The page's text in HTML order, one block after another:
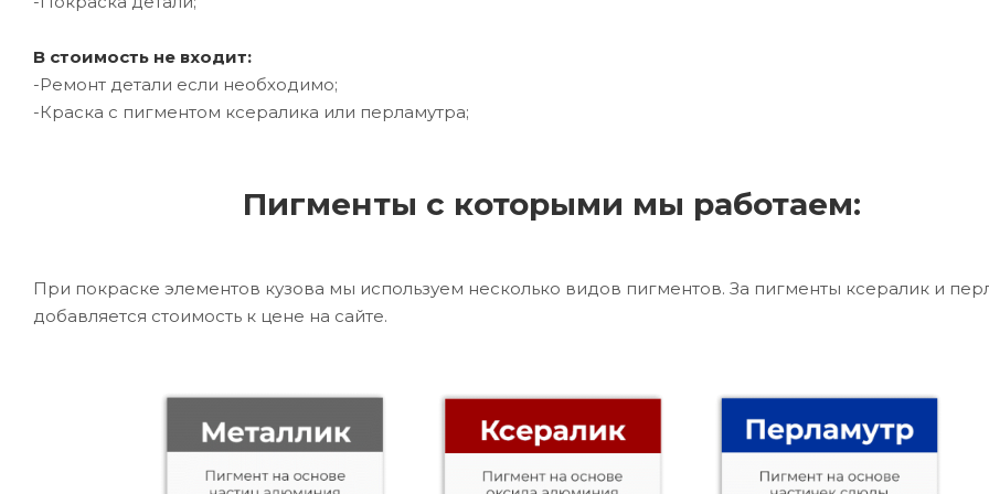
В стоимость не входит:
-Ремонт детали если необходимо;
-Краска с пигментом ксералика или перламутра;
Пигменты с которыми мы работаем:
При покраске элементов кузова мы используем несколько видов пигментов. За пигменты ксералик и
добавляется стоимость к цене на сайте.